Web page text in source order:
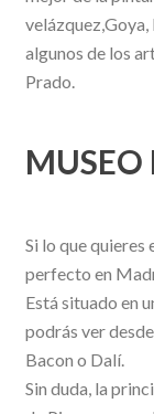
algunos de los
Prado.
MUSEO
Si lo que
perfecto en
Está situado en
podrás ver
Bacon o Dalí.
Sin duda, la